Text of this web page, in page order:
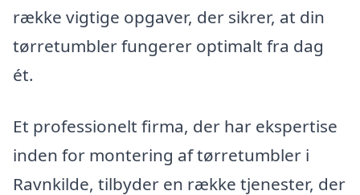
række vigtige opgaver, der sikrer, at din
tørretumbler fungerer optimalt fra dag
ét.
Et professionelt firma, der har ekspertise
inden for montering af tørretumbler i
Ravnkilde, tilbyder en række tjenester, der